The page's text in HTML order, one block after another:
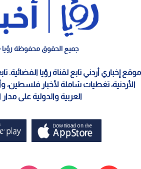
جميع الحقوق محفوظة رؤيا ©
موقع إخباري أردني تابع لقناة رؤيا الفضائية.
الأردنية، تغطيات شاملة لأخبار فلسطين،
العربية والدولية على